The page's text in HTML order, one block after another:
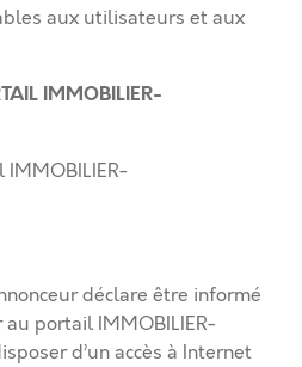
aux utilisateurs et aux
IMMOBILIER-
déclare être informé
au portail IMMOBILIER-
d’un accès à Internet